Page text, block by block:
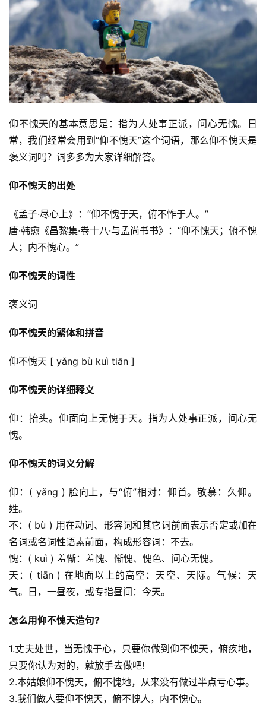
仰不愧天的基本意思是：指为人处事正派，问心无愧。日
常，我们经常会用到“仰不愧天”这个词语，那么仰不愧天是
褒义词吗？词多多为大家详细解答。
仰不愧天的出处
《孟子·尽心上》：“仰不愧于天，俯不怍于人。”
唐·韩愈《昌黎集·卷十八·与孟尚书书》：“仰不愧天；俯不愧
人；内不愧心。”
仰不愧天的词性
褒义词
仰不愧天的繁体和拼音
仰不愧天 [ yǎng bù kuì tiān ]
仰不愧天的详细释义
仰：抬头。仰面向上无愧于天。指为人处事正派，问心无
愧。
仰不愧天的词义分解
仰：( yǎng ) 脸向上，与“俯”相对：仰首。敬慕：久仰。
姓。
不：( bù ) 用在动词、形容词和其它词前面表示否定或加在
名词或名词性语素前面，构成形容词：不去。
愧：( kuì ) 羞惭：羞愧、惭愧、愧色、问心无愧。
天：( tiān ) 在地面以上的高空：天空、天际。气候：天
气。日，一昼夜，或专指昼间：今天。
怎么用仰不愧天造句?
1.丈夫处世，当无愧于心，只要你做到仰不愧天，俯疚地，
只要你认为对的，就放手去做吧!
2.本姑娘仰不愧天，俯不愧地，从来没有做过半点亏心事。
3.我们做人要仰不愧天，俯不愧人，内不愧心。